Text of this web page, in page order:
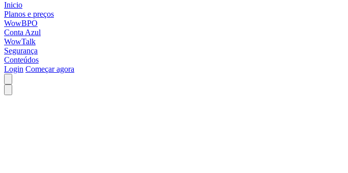
Inicio
Planos e preços
WowBPO
Conta Azul
WowTalk
Segurança
Conteúdos
Login Começar agora